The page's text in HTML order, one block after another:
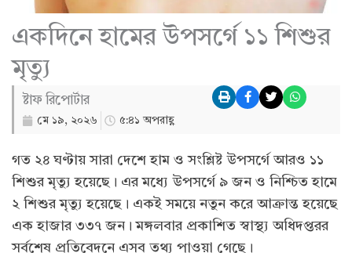
একদিনে হামের উপসর্গে ১১ শিশুর
মৃত্যু
ষ্টাফ রিপোর্টার
মে ১৯, ২০২৬ ৫:৪১ অপরাহ্ণ
গত ২৪ ঘণ্টায় সারা দেশে হাম ও সংশ্লিষ্ট উপসর্গে আরও ১১
শিশুর মৃত্যু হয়েছে। এর মধ্যে উপসর্গে ৯ জন ও নিশ্চিত হামে
২ শিশুর মৃত্যু হয়েছে। একই সময়ে নতুন করে আক্রান্ত হয়েছে
এক হাজার ৩৩৭ জন। মঙ্গলবার প্রকাশিত স্বাস্থ্য অধিদপ্তরর
সর্বশেষ প্রতিবেদনে এসব তথ্য পাওয়া গেছে।